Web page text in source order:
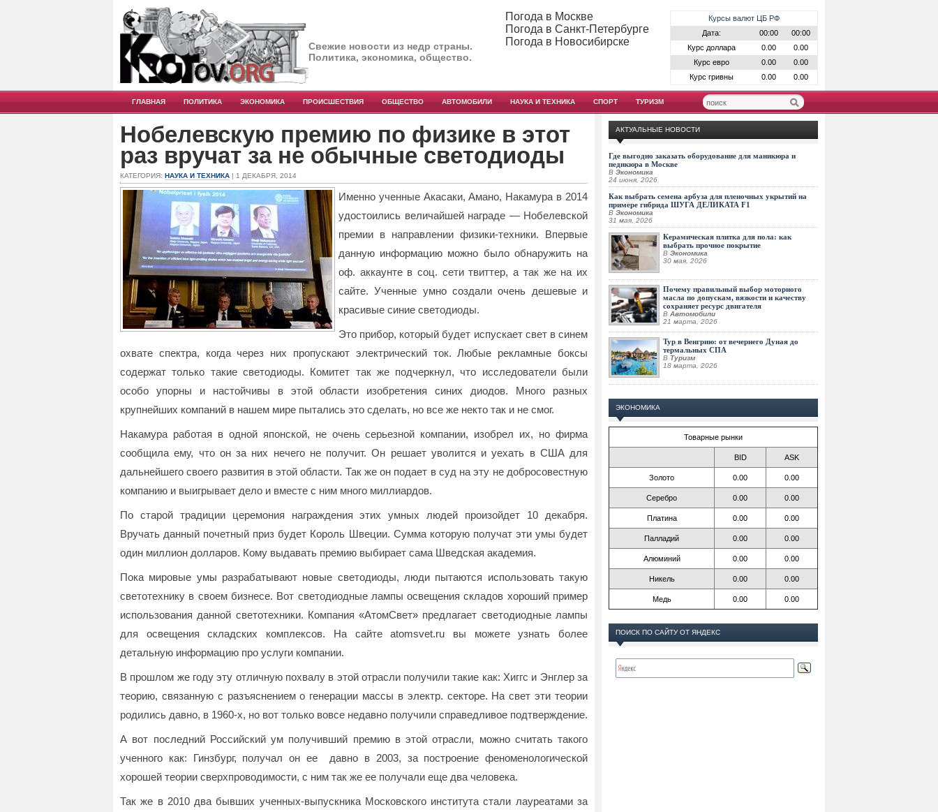
Свежие новости из недр страны.
Политика, экономика, общество.
Курсы валют ЦБ РФ
Дата:
00:00
00:00
Курс доллара
0.00
0.00
Курс евро
0.00
0.00
Курс гривны
0.00 0.00
Погода в Москве
Погода в Санкт-Петербурге
Погода в Новосибирске
ГЛАВНАЯ ПОЛИТИКА ЭКОНОМИКА ПРОИСШЕСТВИЯ ОБЩЕСТВО АВТОМОБИЛИ НАУКА И ТЕХНИКА СПОРТ ТУРИЗМ
Нобелевскую премию по физике в этот
раз вручат за не обычные светодиоды
КАТЕГОРИЯ: НАУКА И ТЕХНИКА | 1 ДЕКАБРЯ, 2014
Именно ученные Акасаки, Амано, Накамура в 2014
удостоились величайшей награде — Нобелевской
премии в направлении физики-техники. Впервые
данную информацию можно было обнаружить на
оф. аккаунте в соц. сети твиттер, а так же на их
сайте. Ученные умно создали очень дешевые и
красивые синие светодиоды.
Это прибор, который будет испускает свет в синем
охвате спектра, когда через них пропускают электрический ток. Любые рекламные боксы
содержат только такие светодиоды. Комитет так же подчеркнул, что исследователи были
особо упорны и настойчивы в этой области изобретения синих диодов. Много разных
крупнейших компаний в нашем мире пытались это сделать, но все же некто так и не смог.
Накамура работая в одной японской, не очень серьезной компании, изобрел их, но фирма
сообщила ему, что он за них нечего не получит. Он решает уволится и уехать в США для
дальнейшего своего развития в этой области. Так же он подает в суд на эту не добросовестную
компанию и выигрывает дело и вместе с ним много миллиардов.
По старой традиции церемония награждения этих умных людей произойдет 10 декабря.
Вручать данный почетный приз будет Король Швеции. Сумма которую получат эти умы будет
один миллион долларов. Кому выдавать премию выбирает сама Шведская академия.
Пока мировые умы разрабатывают новые светодиоды, люди пытаются использовать такую
светотехнику в своем бизнесе. Вот светодиодные лампы освещения складов хороший пример
использования данной светотехники. Компания «АтомСвет» предлагает светодиодные лампы
для освещения складских комплексов. На сайте atomsvet.ru вы можете узнать более
детальную информацию про услуги компании.
В прошлом же году эту отличную похвалу в этой отрасли получили такие как: Хиггс и Энглер за
теорию, связанную с разъяснением о генерации массы в электр. секторе. На свет эти теории
родились давно, в 1960-х, но вот только вовсе недавно получили справедливое подтверждение.
А вот последний Российский ум получивший премию в этой отрасли, можно считать такого
ученного как: Гинзбург, получал он ее давно в 2003, за построение феноменологической
хорошей теории сверхпроводимости, с ним так же ее получали еще два человека.
Так же в 2010 два бывших ученных-выпускника Московского института стали лауреатами за
АКТУАЛЬНЫЕ НОВОСТИ
Где выгодно заказать оборудование для маникюра и
педикюра в Москве
В Экономика
24 июня, 2026
Как выбрать семена арбуза для пленочных укрытий на
примере гибрида ШУГА ДЕЛИКАТА F1
В Экономика
31 мая, 2026
Керамическая плитка для пола: как
выбрать прочное покрытие
В Экономика
30 мая, 2026
Почему правильный выбор моторного
масла по допускам, вязкости и качеству
сохраняет ресурс двигателя
В Автомобили
21 марта, 2026
Тур в Венгрию: от вечернего Дуная до
термальных СПА
В Туризм
18 марта, 2026
ЭКОНОМИКА
Товарные рынки
BID ASK
Золото 0.00 0.00
Серебро 0.00 0.00
Платина 0.00 0.00
Палладий 0.00 0.00
Алюминий 0.00 0.00
Никель 0.00 0.00
Медь 0.00 0.00
ПОИСК ПО САЙТУ ОТ ЯНДЕКС